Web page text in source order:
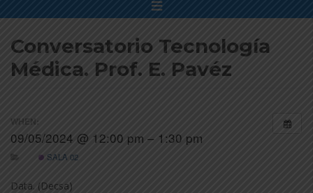
Conversatorio Tecnología
Médica. Prof. E. Pavéz
WHEN:
09/05/2024 @ 12:00 pm – 1:30 pm
SALA 02
Data. (Decsa)